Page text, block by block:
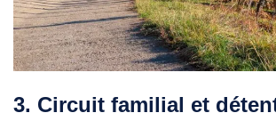
3. Circuit familial et